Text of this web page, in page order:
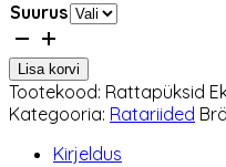
Suurus
Rattapüksid
Ekoi
Winter
Racing
2D
kogus
Lisa korvi
Tootekood: Rattapüksid
Kategooria: Ratariided
Kirjeldus